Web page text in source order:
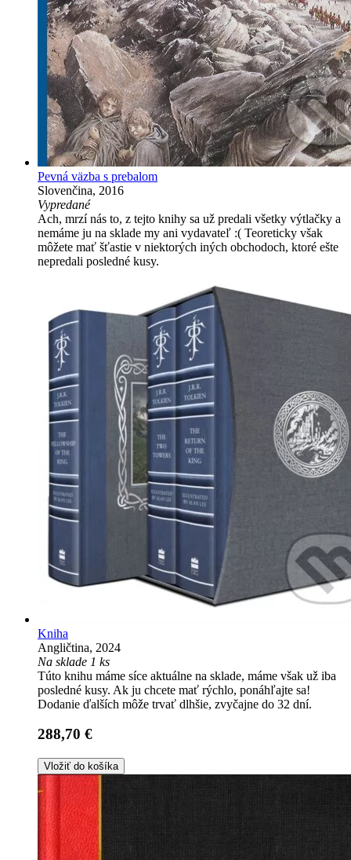
Pevná väzba s prebalom
Slovenčina, 2016
Vypredané
Ach, mrzí nás to, z tejto knihy sa už predali všetky výtlačky a
nemáme ju na sklade my ani vydavateľ :( Teoreticky však
môžete mať šťastie v niektorých iných obchodoch, ktoré ešte
nepredali posledné kusy.
Kniha
Angličtina, 2024
Na sklade 1 ks
Túto knihu máme síce aktuálne na sklade, máme však už iba
posledné kusy. Ak ju chcete mať rýchlo, ponáhľajte sa!
Dodanie ďalších môže trvať dlhšie, zvyčajne do 32 dní.
288,70 €
Vložiť do košíka